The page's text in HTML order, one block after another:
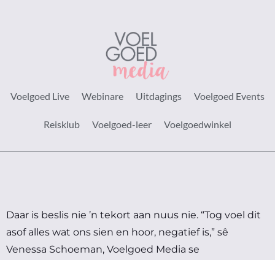
Voelgoed Live Webinare Uitdagings Voelgoed Events
Reisklub Voelgoed-leer Voelgoedwinkel
Daar is beslis nie ’n tekort aan nuus nie. “Tog voel dit
asof alles wat ons sien en hoor, negatief is,” sê
Venessa Schoeman, Voelgoed Media se